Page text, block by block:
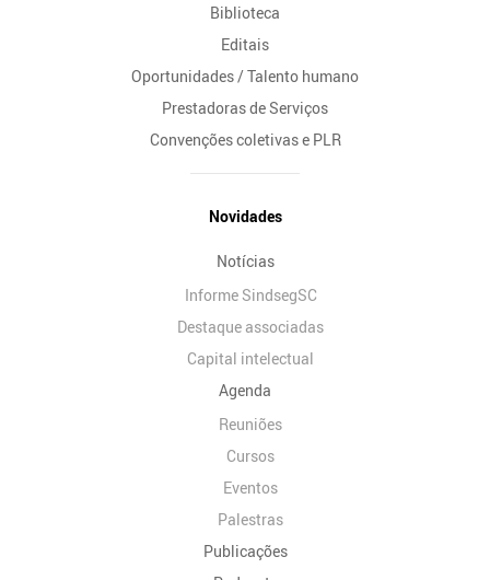
Biblioteca
Editais
Oportunidades / Talento humano
Prestadoras de Serviços
Convenções coletivas e PLR
Novidades
Notícias
Informe SindsegSC
Destaque associadas
Capital intelectual
Agenda
Reuniões
Cursos
Eventos
Palestras
Publicações